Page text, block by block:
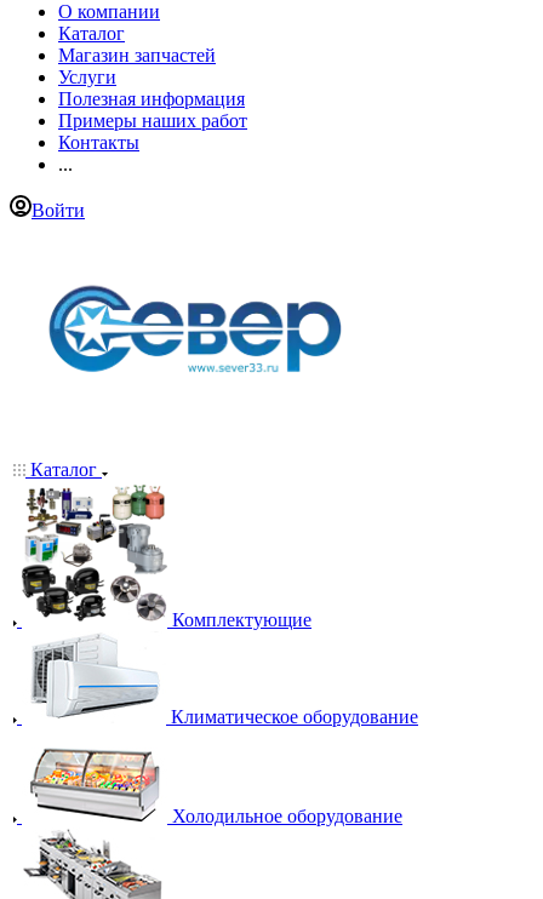
О компании
Каталог
Магазин запчастей
Услуги
Полезная информация
Примеры наших работ
Контакты
...
Войти
Каталог
Комплектующие
Климатическое оборудование
Холодильное оборудование